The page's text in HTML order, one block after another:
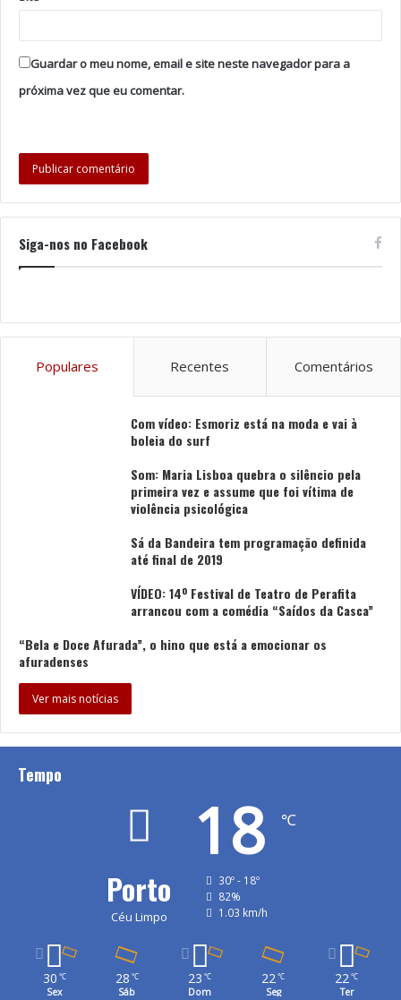
Bulgária — DARA – “Bangaranga”
Reino Unido — LOOK MUM NO COMPUTER –
“Eins, Zwei, Drei”
França — Monroe – “Regarde !”
Finlândia — Linda Lampenius x Pete Parkkonen –
Polónia — ALICJA – “Pray”
Suécia — FELICIA – “My System”
Itália — Sal Da Vinci – “Per Sempre Sì”
Noruega — JONAS LOVV – “YA YA YA”
Roménia — Alexandra Căpitănescu – “Choke Me”
Áustria — COSMÓ – “Tanzschein”
Bandidos do Cante Festival Eurovisão da Canção rtp
Guardar o meu nome, email e site neste navegador para a
próxima vez que eu comentar.
Siga-nos no Facebook
Populares Recentes Comentários
Com vídeo: Esmoriz está na moda e vai à
boleia do surf
Som: Maria Lisboa quebra o silêncio pela
primeira vez e assume que foi vítima de
violência psicológica
Sá da Bandeira tem programação definida
até final de 2019
VÍDEO: 14º Festival de Teatro de Perafita
arrancou com a comédia “Saídos da Casca”
“Bela e Doce Afurada”, o hino que está a emocionar os
afuradenses
Ver mais notícias
Tempo
Porto
Céu Limpo
18 ℃
30º - 18º
82%
1.03 km/h
30 ℃
Sex
28 ℃
Sáb
23 ℃
Dom
22℃
Seg
22℃
Ter